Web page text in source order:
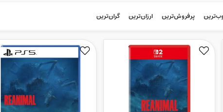
پرفروش‌ترین ارزان‌ترین گران‌ترین